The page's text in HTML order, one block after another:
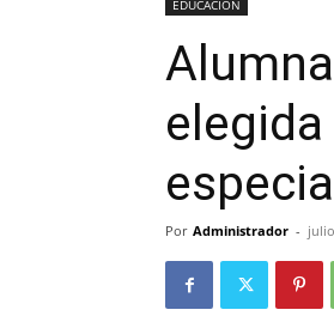
EDUCACIÓN
Por Administrador -